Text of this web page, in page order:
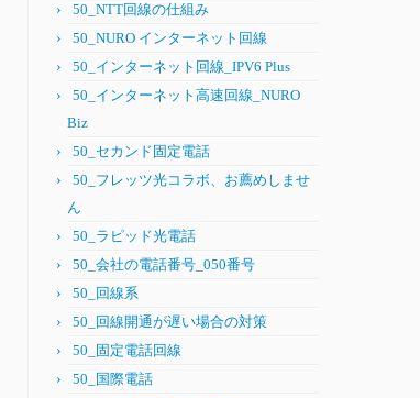
50_NTT回線の仕組み
50_NURO インターネット回線
50_インターネット回線_IPV6 Plus
50_インターネット高速回線_NURO
Biz
50_セカンド固定電話
50_フレッツ光コラボ、お薦めしませ
ん
50_ラピッド光電話
50_会社の電話番号_050番号
50_回線系
50_回線開通が遅い場合の対策
50_固定電話回線
50_国際電話